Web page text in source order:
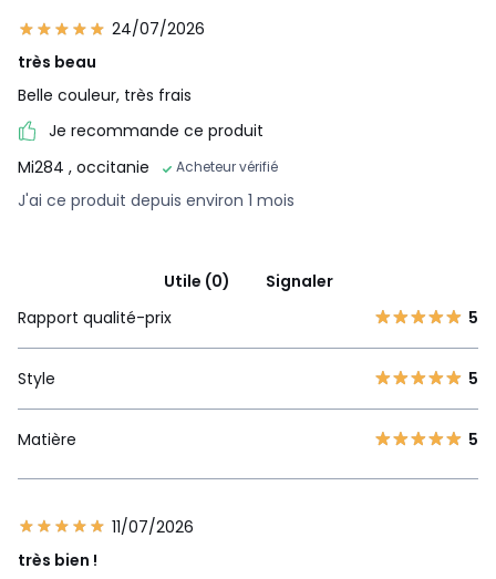
24/07/2026
très beau
Belle couleur, très frais
Je recommande ce produit
Mi284 , occitanie Acheteur vérifié
J'ai ce produit depuis environ 1 mois
Utile (0)
Signaler
Rapport qualité-prix
5
Style 5
Matière 5
11/07/2026
très bien !